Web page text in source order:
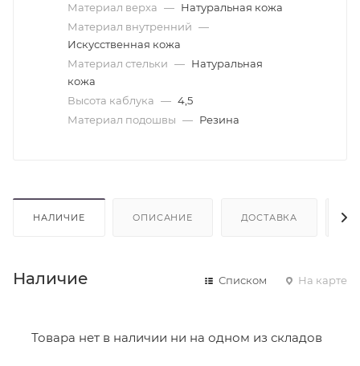
Материал верха — Натуральная кожа
Материал внутренний —
Искусственная кожа
Материал стельки — Натуральная
кожа
Высота каблука — 4,5
Материал подошвы — Резина
НАЛИЧИЕ ОПИСАНИЕ ДОСТАВКА
Наличие Списком На карте
Товара нет в наличии ни на одном из складов